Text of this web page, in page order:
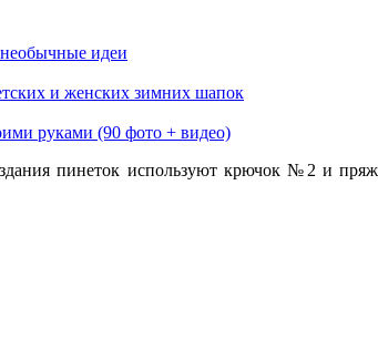
идеи
и женских зимних шапок
руками (90 фото + видео)
пинеток используют крючок №2 и